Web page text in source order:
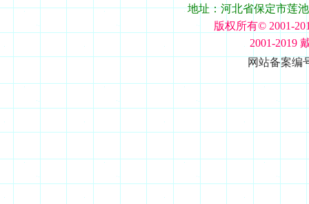
地址：河北省保定市莲
版权所有© 2001-
2001-2019
网站备案编